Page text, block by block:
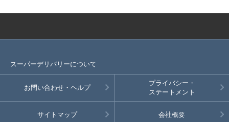
スーパーデリバリーについて
お問い合わせ・ヘルプ
プライバシー・
ステートメント
サイトマップ 会社概要